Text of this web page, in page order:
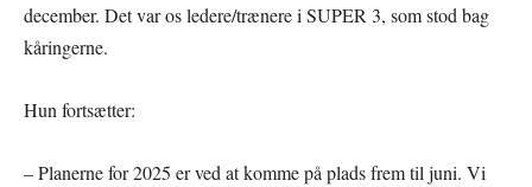
december. Det var os ledere/trænere i SUPER 3, som stod bag
kåringerne.
Hun fortsætter:
– Planerne for 2025 er ved at komme på plads frem til juni. Vi